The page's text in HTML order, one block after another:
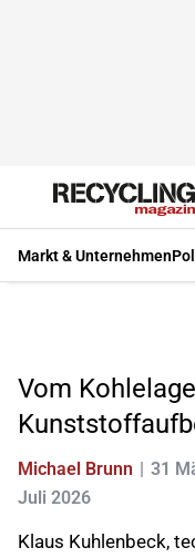
Markt & Unternehmen
Vom
Michael Brunn 31
Juli 2026
Klaus Kuhlenbeck,